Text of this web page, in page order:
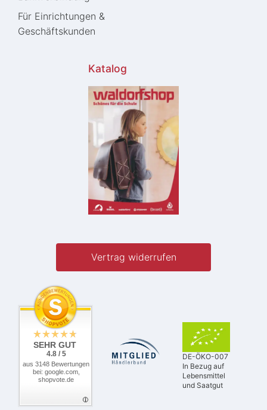
Für Einrichtungen &
Geschäftskunden
Katalog
Vertrag widerrufen
SEHR GUT
4.8 / 5
aus 3148 Bewertungen
bei: google.com,
shopvote.de
DE-ÖKO-007
In Bezug auf
Lebensmittel
und Saatgut